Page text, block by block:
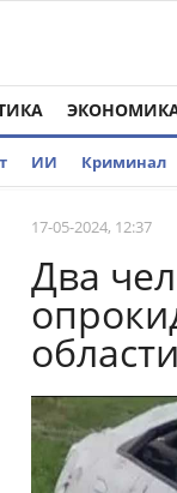
ИИ Криминал
17-05-2024, 12:37
Два
области